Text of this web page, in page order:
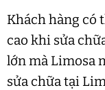
Khách hàng có
cao khi sửa
lớn mà Limosa
sửa chữa tại